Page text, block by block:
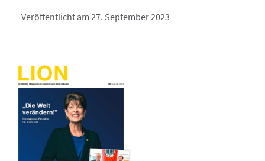
Veröffentlicht am 27. September 2023